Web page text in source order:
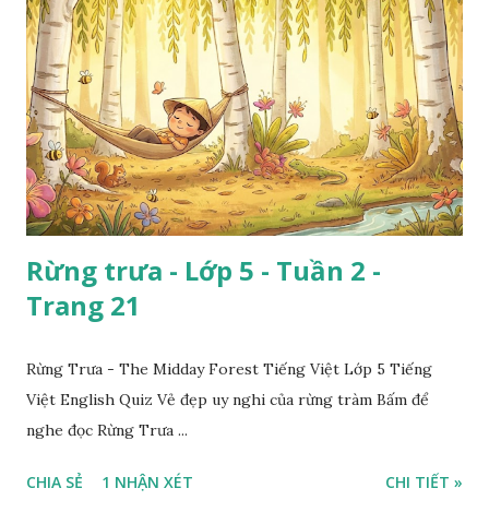
Rừng trưa - Lớp 5 - Tuần 2 -
Trang 21
Rừng Trưa - The Midday Forest Tiếng Việt Lớp 5 Tiếng
Việt English Quiz Vẻ đẹp uy nghi của rừng tràm Bấm để
nghe đọc Rừng Trưa ...
CHIA SẺ 1 NHẬN XÉT CHI TIẾT »